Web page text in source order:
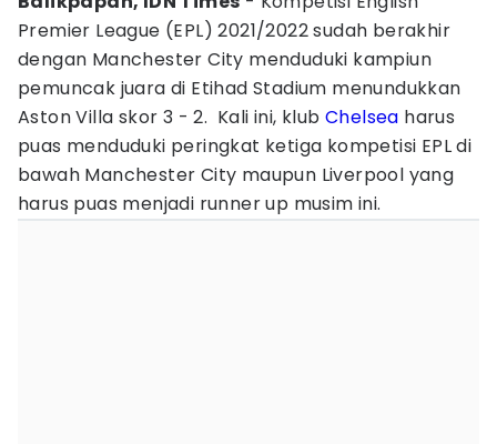
Premier League (EPL) 2021/2022 sudah berakhir
dengan Manchester City menduduki kampiun
pemuncak juara di Etihad Stadium menundukkan
Aston Villa skor 3 - 2. Kali ini, klub Chelsea harus
puas menduduki peringkat ketiga kompetisi EPL di
bawah Manchester City maupun Liverpool yang
harus puas menjadi runner up musim ini.